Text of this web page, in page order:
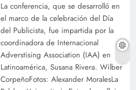
La conferencia, que se desarrolló en
el marco de la celebración del Día
del Publicista, fue impartida por la
coordinadora de Internacional
Adverstising Association (IAA) en
Latinoamérica, Susana Rivera. Wilber
CorpeñoFotos: Alexander MoralesLa